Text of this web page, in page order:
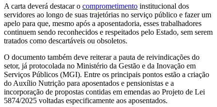
A carta deverá destacar o comprometimento institucional dos
servidores ao longo de suas trajetórias no serviço público e fazer um
apelo para que, mesmo após a aposentadoria, esses trabalhadores
continuem sendo reconhecidos e respeitados pelo Estado, sem serem
tratados como descartáveis ou obsoletos.
O documento também deve reiterar a pauta de reivindicações do
setor, já protocolada no Ministério da Gestão e da Inovação em
Serviços Públicos (MGI). Entre os principais pontos estão a criação
do Auxílio Nutrição para aposentados e pensionistas e a
incorporação de propostas contidas em emendas ao Projeto de Lei
5874/2025 voltadas especificamente aos aposentados.